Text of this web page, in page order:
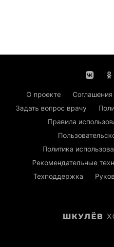
О проекте
Задать вопрос врачу
Правила
Политика
Рекомендательные
Техподдержка